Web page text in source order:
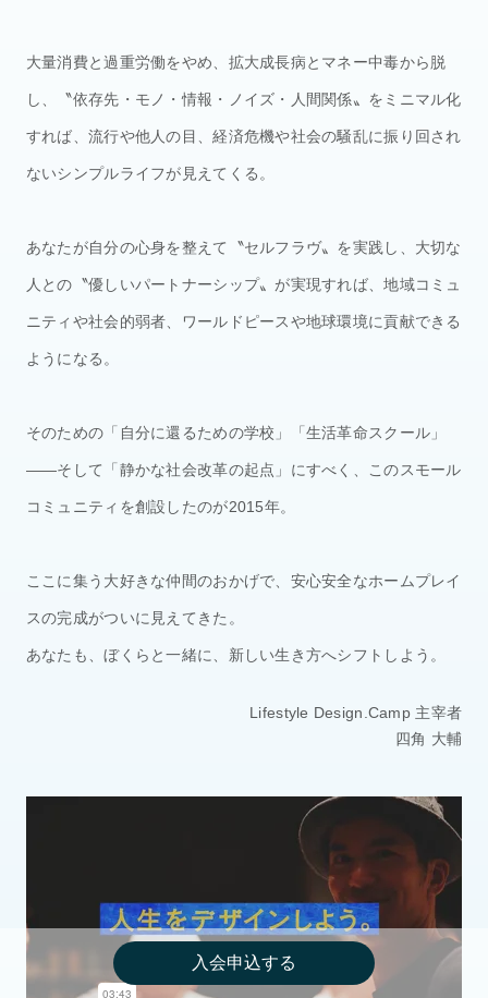
大量消費と過重労働をやめ、拡大成長病とマネー中毒から脱
し、〝依存先・モノ・情報・ノイズ・人間関係〟をミニマル化
すれば、流行や他人の目、経済危機や社会の騒乱に振り回され
ないシンプルライフが見えてくる。
あなたが自分の心身を整えて〝セルフラヴ〟を実践し、大切な
人との〝優しいパートナーシップ〟が実現すれば、地域コミュ
ニティや社会的弱者、ワールドピースや地球環境に貢献できる
ようになる。
そのための「自分に還るための学校」「生活革命スクール」
——そして「静かな社会改革の起点」にすべく、このスモール
コミュニティを創設したのが2015年。
ここに集う大好きな仲間のおかげで、安心安全なホームプレイ
スの完成がついに見えてきた。
あなたも、ぼくらと一緒に、新しい生き方へシフトしよう。
Lifestyle Design.Camp 主宰者
四角 大輔
入会申込する